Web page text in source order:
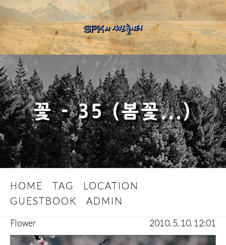
꽃 - 35 (봄꽃...)
HOME TAG
LOCATION
GUESTBOOK
ADMIN
Flower 2010. 5. 10. 12:01